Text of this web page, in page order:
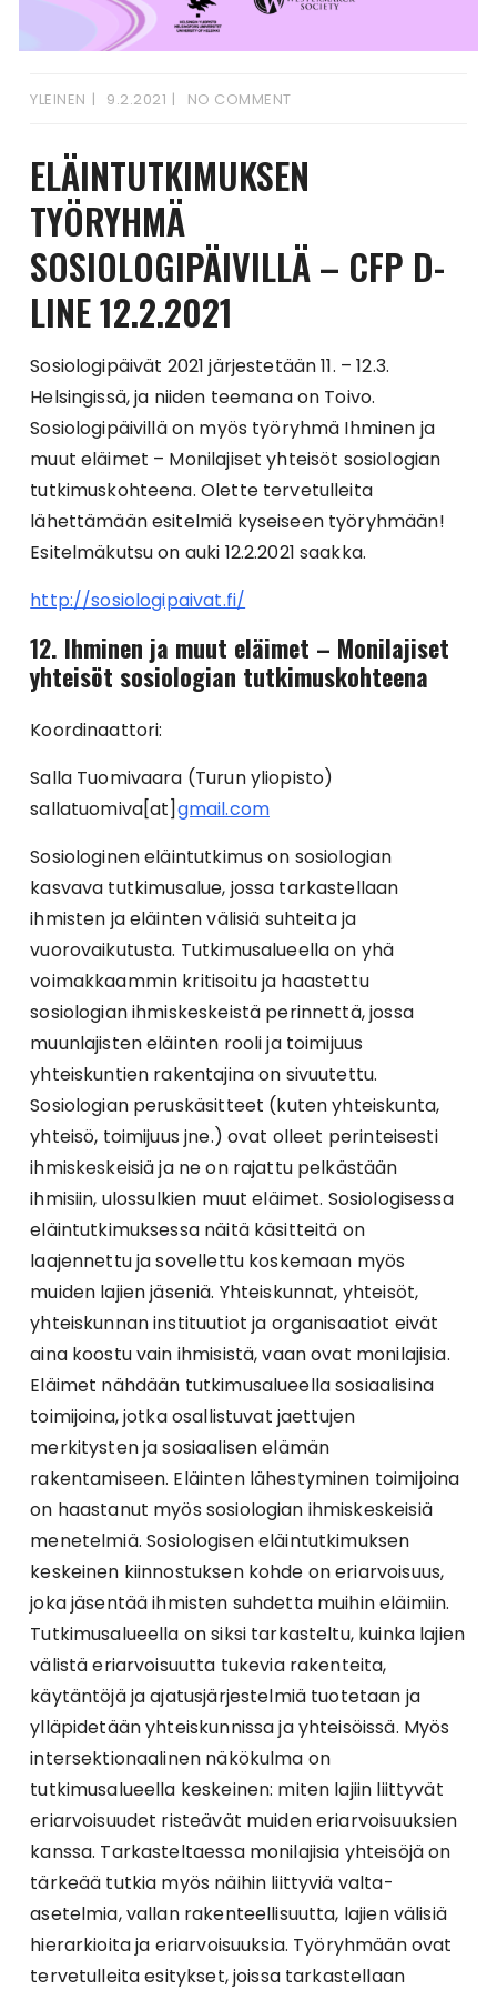
YLEINEN 9.2.2021 NO COMMENT
ELÄINTUTKIMUKSEN
TYÖRYHMÄ
SOSIOLOGIPÄIVILLÄ – CFP D-
LINE 12.2.2021
Sosiologipäivät 2021 järjestetään 11. – 12.3.
Helsingissä, ja niiden teemana on Toivo.
Sosiologipäivillä on myös työryhmä Ihminen ja
muut eläimet – Monilajiset yhteisöt sosiologian
tutkimuskohteena. Olette tervetulleita
lähettämään esitelmiä kyseiseen työryhmään!
Esitelmäkutsu on auki 12.2.2021 saakka.
http://sosiologipaivat.fi/
12. Ihminen ja muut eläimet – Monilajiset
yhteisöt sosiologian tutkimuskohteena
Koordinaattori:
Salla Tuomivaara (Turun yliopisto)
sallatuomiva[at]gmail.com
Sosiologinen eläintutkimus on sosiologian
kasvava tutkimusalue, jossa tarkastellaan
ihmisten ja eläinten välisiä suhteita ja
vuorovaikutusta. Tutkimusalueella on yhä
voimakkaammin kritisoitu ja haastettu
sosiologian ihmiskeskeistä perinnettä, jossa
muunlajisten eläinten rooli ja toimijuus
yhteiskuntien rakentajina on sivuutettu.
Sosiologian peruskäsitteet (kuten yhteiskunta,
yhteisö, toimijuus jne.) ovat olleet perinteisesti
ihmiskeskeisiä ja ne on rajattu pelkästään
ihmisiin, ulossulkien muut eläimet. Sosiologisessa
eläintutkimuksessa näitä käsitteitä on
laajennettu ja sovellettu koskemaan myös
muiden lajien jäseniä. Yhteiskunnat, yhteisöt,
yhteiskunnan instituutiot ja organisaatiot eivät
aina koostu vain ihmisistä, vaan ovat monilajisia.
Eläimet nähdään tutkimusalueella sosiaalisina
toimijoina, jotka osallistuvat jaettujen
merkitysten ja sosiaalisen elämän
rakentamiseen. Eläinten lähestyminen toimijoina
on haastanut myös sosiologian ihmiskeskeisiä
menetelmiä. Sosiologisen eläintutkimuksen
keskeinen kiinnostuksen kohde on eriarvoisuus,
joka jäsentää ihmisten suhdetta muihin eläimiin.
Tutkimusalueella on siksi tarkasteltu, kuinka lajien
välistä eriarvoisuutta tukevia rakenteita,
käytäntöjä ja ajatusjärjestelmiä tuotetaan ja
ylläpidetään yhteiskunnissa ja yhteisöissä. Myös
intersektionaalinen näkökulma on
tutkimusalueella keskeinen: miten lajiin liittyvät
eriarvoisuudet risteävät muiden eriarvoisuuksien
kanssa. Tarkasteltaessa monilajisia yhteisöjä on
tärkeää tutkia myös näihin liittyviä valta-
asetelmia, vallan rakenteellisuutta, lajien välisiä
hierarkioita ja eriarvoisuuksia. Työryhmään ovat
tervetulleita esitykset, joissa tarkastellaan